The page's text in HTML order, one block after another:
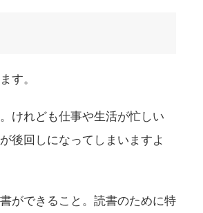
す。
けれども仕事や生活が忙しい
後回しになってしまいますよ
ができること。読書のために特